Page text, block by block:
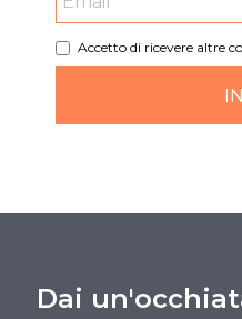
Accetto di ricevere altre
Dai